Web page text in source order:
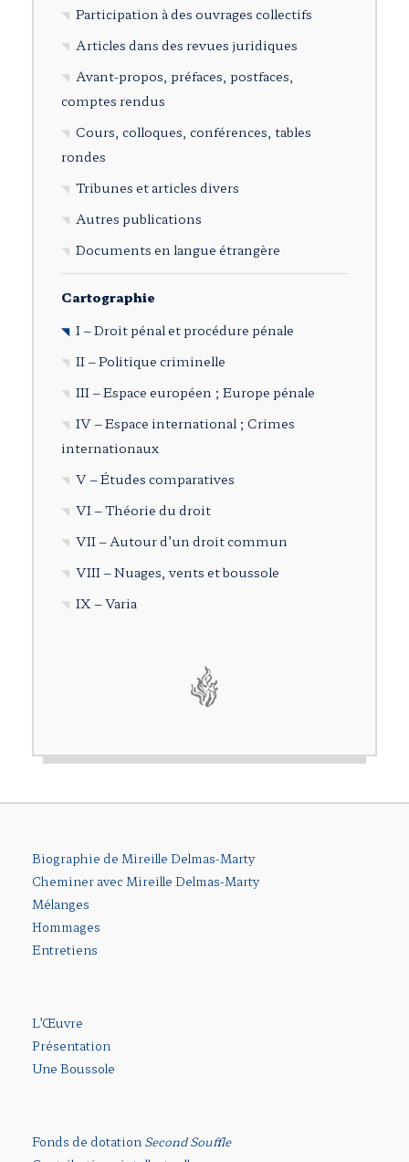
Participation à des ouvrages collectifs
Articles dans des revues juridiques
Avant-propos, préfaces, postfaces,
comptes rendus
Cours, colloques, conférences, tables
rondes
Tribunes et articles divers
Autres publications
Documents en langue étrangère
Cartographie
I – Droit pénal et procédure pénale
II – Politique criminelle
III – Espace européen ; Europe pénale
IV – Espace international ; Crimes
internationaux
V – Études comparatives
VI – Théorie du droit
VII – Autour d’un droit commun
VIII – Nuages, vents et boussole
IX – Varia
Biographie de Mireille Delmas-Marty
Cheminer avec Mireille Delmas-Marty
Mélanges
Hommages
Entretiens
L’Œuvre
Présentation
Une Boussole
Fonds de dotationSecond Souffle